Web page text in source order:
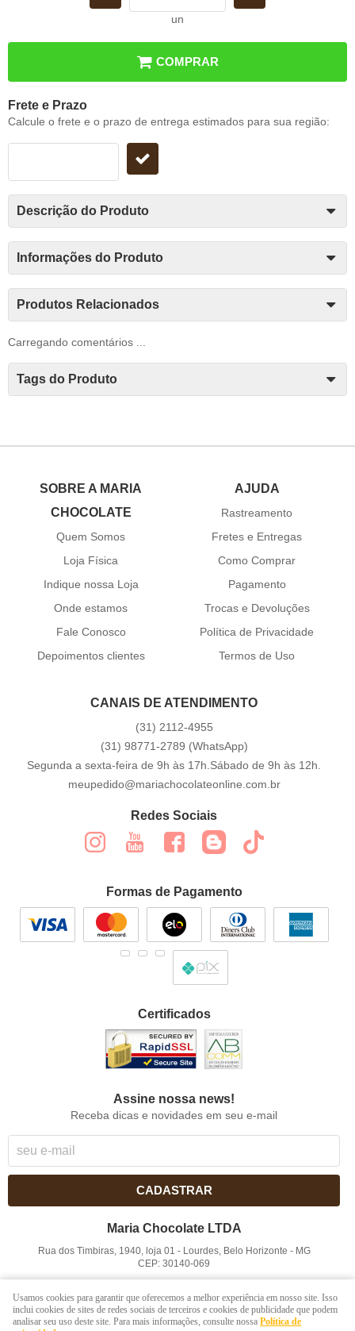
un
COMPRAR
Frete e Prazo
Calcule o frete e o prazo de entrega estimados para sua região:
Descrição do Produto
Informações do Produto
Produtos Relacionados
Carregando comentários ...
Tags do Produto
SOBRE A MARIA
CHOCOLATE
Quem Somos
Loja Física
Indique nossa Loja
Onde estamos
Fale Conosco
Depoimentos clientes
AJUDA
Rastreamento
Fretes e Entregas
Como Comprar
Pagamento
Trocas e Devoluções
Política de Privacidade
Termos de Uso
CANAIS DE ATENDIMENTO
(31) 2112-4955
(31) 98771-2789 (WhatsApp)
Segunda a sexta-feira de 9h às 17h.Sábado de 9h às 12h.
meupedido@mariachocolateonline.com.br
Redes Sociais
Formas de Pagamento
Certificados
Assine nossa news!
Receba dicas e novidades em seu e-mail
CADASTRAR
Maria Chocolate LTDA
Rua dos Timbiras, 1940, loja 01 - Lourdes, Belo Horizonte - MG
CEP: 30140-069
LOJA VIRTUAL CRIADA POR
Usamos cookies para garantir que oferecemos a melhor experiência em nosso site. Isso
inclui cookies de sites de redes sociais de terceiros e cookies de publicidade que podem
analisar seu uso deste site. Para mais informações, consulte nossa Política de